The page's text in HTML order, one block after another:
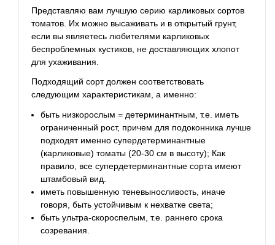
Представляю вам лучшую серию карликовых сортов
томатов. Их можно высаживать и в открытый грунт,
если вы являетесь любителями карликовых
беспроблемных кустиков, не доставляющих хлопот
для ухаживания.
Подходящий сорт должен соответствовать
следующим характеристикам, а именно:
быть низкорослым = детерминантным, т.е. иметь
ограниченный рост, причем для подоконника лучше
подходят именно супердетерминантные
(карликовые) томаты (20-30 см в высоту); Как
правило, все супердетерминантные сорта имеют
штамбовый вид.
иметь повышенную теневыносливость, иначе
говоря, быть устойчивым к нехватке света;
быть ультра-скороспелым, т.е. раннего срока
созревания.